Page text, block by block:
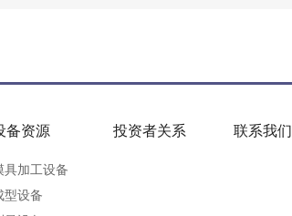
备资源
具加工设备
型设备
投资者关系 联系我们